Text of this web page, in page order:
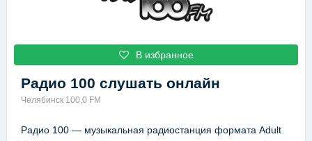
В избранное
Радио 100 слушать онлайн
Челябинск 100,0 FM
Радио 100 — музыкальная радиостанция формата Adult